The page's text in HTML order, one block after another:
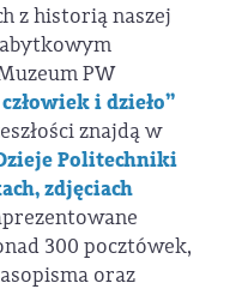
z historią naszej
PW
i dzieło”
znajdą w
Politechniki
zdjęciach
300 pocztówek,
oraz